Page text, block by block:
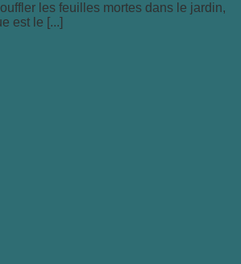
les feuilles mortes dans le jardin,
est le [...]